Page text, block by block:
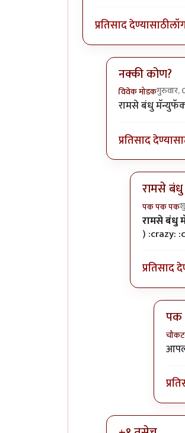
प्रतिसाद देण्यासाठी
नक्की कोण?
विवेक मोडकगुरुवार,
In reply to
रामसे बंधु
प्रतिसाद
रामसे
पक पक पक
In reply
रामसे बंधु
) :crazy:
प्रतिसाद
In